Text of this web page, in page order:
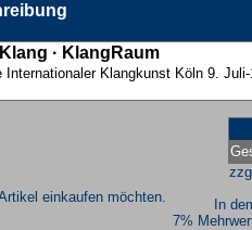
· KlangRaum
Internationaler Klangkunst Köln 9.
In
7%
einkaufen möchten.